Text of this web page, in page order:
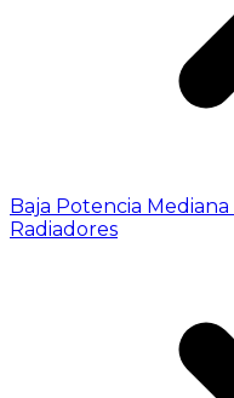
Baja Potencia
Radiadores